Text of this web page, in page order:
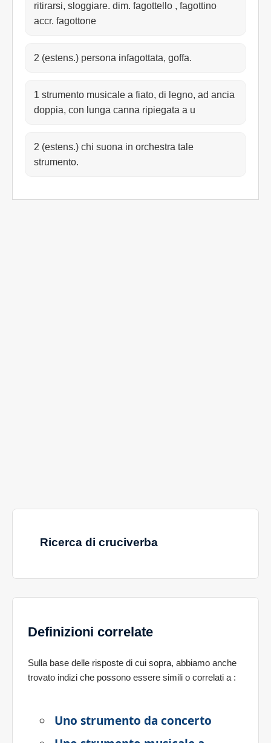
ritirarsi, sloggiare. dim. fagottello , fagottino
accr. fagottone
2 (estens.) persona infagottata, goffa.
1 strumento musicale a fiato, di legno, ad ancia
doppia, con lunga canna ripiegata a u
2 (estens.) chi suona in orchestra tale
strumento.
Ricerca di cruciverba
Definizioni correlate
Sulla base delle risposte di cui sopra, abbiamo anche
trovato indizi che possono essere simili o correlati a :
Uno strumento da concerto